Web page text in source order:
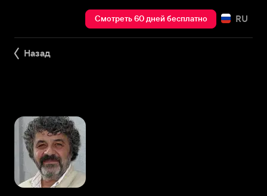
Смотреть 60 дней бесплатно RU
Назад